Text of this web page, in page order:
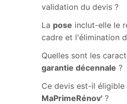
validation du devis ?
La pose inclut-elle le
cadre et l'élimination
Quelles sont les
garantie décennale ?
Ce devis est-il éligible
MaPrimeRénov' ?